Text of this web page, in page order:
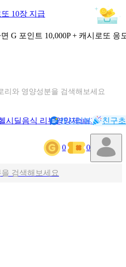
10장 지급
G 포인트 10,000P + 캐시로또 응
리와 영양성분을 검색해보세요
시딜음식 리뷰영양제NEW기록
캐시리뷰 친구
0 0
검색해보세요
검색해보세요